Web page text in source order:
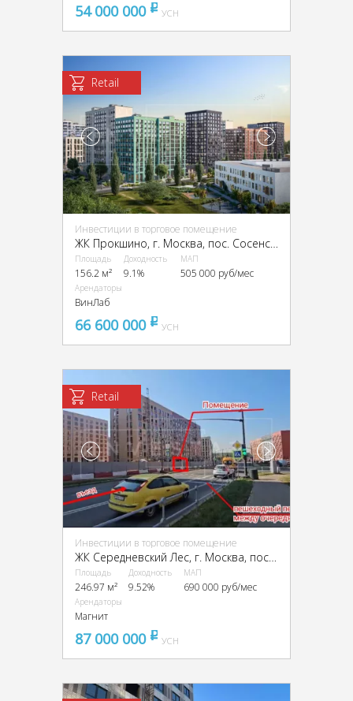
54 000 000 pуб
УСН
Retail
Инвестиции в торговое помещение
ЖК Прокшино, г. Москва, пос. Сосенское, ЖК Прокшино, Прокшинский пр-кт, 9
Площадь
156.2 м²
Доходность
9.1%
МАП
505 000 руб/мес
Арендаторы
ВинЛаб
66 600 000 pуб
УСН
Retail
Инвестиции в торговое помещение
ЖК Середневский Лес, г. Москва, пос. Филимонковское, ЖК Середневский Лес, к4.2
Площадь
246.97 м²
Доходность
9.52%
МАП
690 000 руб/мес
Арендаторы
Магнит
87 000 000 pуб
УСН